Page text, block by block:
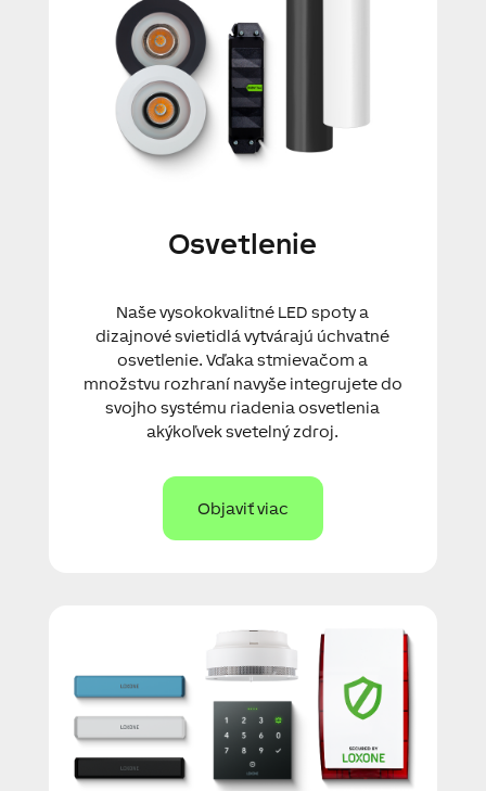
Osvetlenie
Naše vysokokvalitné LED spoty a
dizajnové svietidlá vytvárajú úchvatné
osvetlenie. Vďaka stmievačom a
množstvu rozhraní navyše integrujete do
svojho systému riadenia osvetlenia
akýkoľvek svetelný zdroj.
Objaviť viac